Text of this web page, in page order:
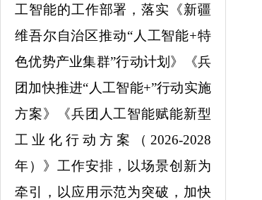
工智能的工作部署，落实《新疆
维吾尔自治区推动“人工智能+特
色优势产业集群”行动计划》《兵
团加快推进“人工智能+”行动实施
方案》《兵团人工智能赋能新型
工业化行动方案（2026-2028
年）》工作安排，以场景创新为
牵引，以应用示范为突破，加快